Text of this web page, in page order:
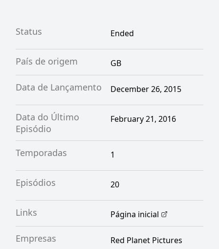
Status Ended
País de origem GB
Data de Lançamento December 26, 2015
Data do Último
Episódio
February 21, 2016
Temporadas 1
Episódios 20
Links Página inicial
Empresas Red Planet Pictures